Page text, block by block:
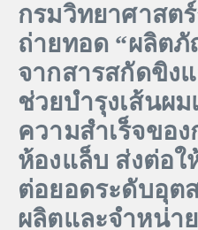
กรมวิทยาศาสต
ถ่ายทอด “ผลิต
จากสารสกัดขิง
ช่วยบำรุงเส้นผ
ความสำเร็จขอ
ห้องแล็บ ส่งต่อใ
ต่อยอดระดับอุต
ผลิตและจำหน่า